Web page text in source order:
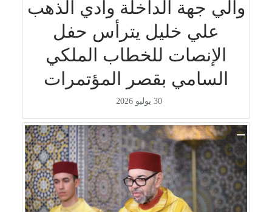
والي جهة الداخلة وادي الذهب
علي خليل يترأس حفل
الإنصات للخطاب الملكي
السامي بقصر المؤتمرات
30 يوليو 2026